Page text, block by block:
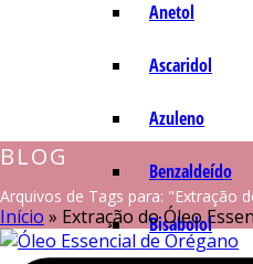
Anetol
Ascaridol
Azuleno
Benzaldeído
Bisabolol
BLOG
Arquivos de Tags para: "Extração
Início » Extração do Óleo